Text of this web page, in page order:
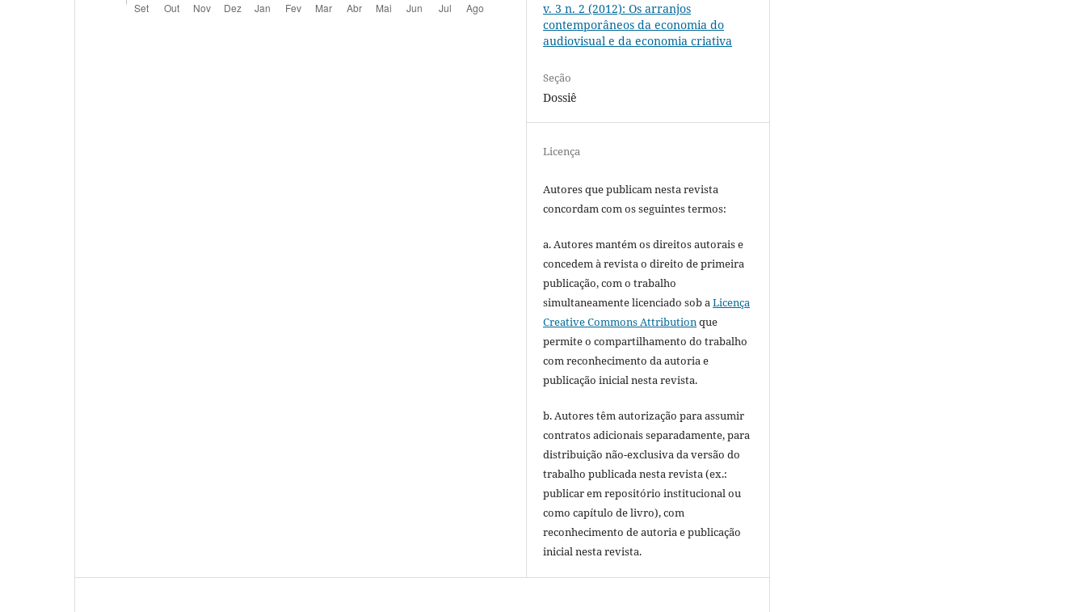
v. 3 n. 2 (2012): Os arranjos
contemporâneos da economia do
audiovisual e da economia criativa
Seção
Dossiê
Licença
Autores que publicam nesta revista
concordam com os seguintes termos:
a. Autores mantém os direitos autorais e
concedem à revista o direito de primeira
publicação, com o trabalho
simultaneamente licenciado sob aLicença
Creative Commons Attributionque
permite o compartilhamento do trabalho
com reconhecimento da autoria e
publicação inicial nesta revista.
b. Autores têm autorização para assumir
contratos adicionais separadamente, para
distribuição não-exclusiva da versão do
trabalho publicada nesta revista (ex.:
publicar em repositório institucional ou
como capítulo de livro), com
reconhecimento de autoria e publicação
inicial nesta revista.